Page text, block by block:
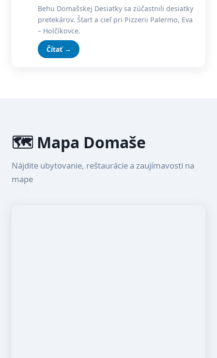
Behu Domašskej Desiatky sa zúčastnili desiatky
pretekárov. Štart a cieľ pri Pizzerii Palermo, Eva
– Holčíkovce.
Čítať →
🗺️ Mapa Domaše
Nájdite ubytovanie, reštaurácie a zaujímavosti na
mape